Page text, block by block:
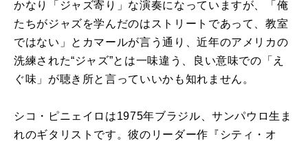
かなり「ジャズ寄り」な演奏になっていますが、「俺
たちがジャズを学んだのはストリートであって、教室
ではない」とカマールが言う通り、近年のアメリカの
洗練された“ジャズ”とは一味違う、良い意味での「え
ぐ味」が聴き所と言っていいかも知れません。
シコ・ピニェイロは1975年ブラジル、サンパウロ生ま
れのギタリストです。彼のリーダー作『シティ・オ